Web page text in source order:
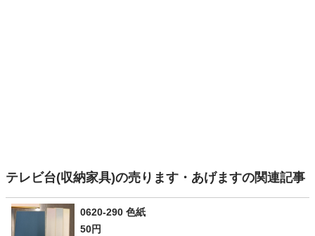
テレビ台(収納家具)の売ります・あげますの関連記事
0620-290 色紙
50円